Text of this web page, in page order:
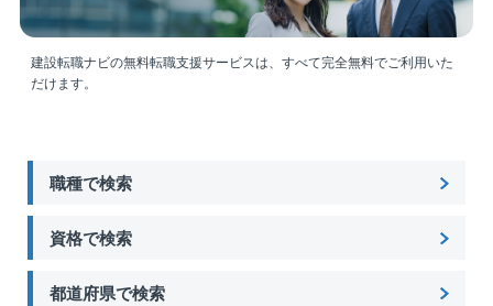
建設転職ナビの無料転職支援サービスは、すべて完全無料でご利用いた
だけます。
職種で検索
資格で検索
都道府県で検索